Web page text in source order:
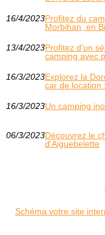
16/4/2023Profitez du
Morbihan, en
13/4/2023Profitez d'un
camping avec
16/3/2023Explorez la
car de location
16/3/2023Un camping
06/3/2023Découvrez le
d'Aiguebelette
Schéma votre site